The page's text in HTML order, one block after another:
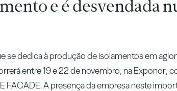
e é desvendada
dedica à produção de isolamentos em
entre 19 e 22 de novembro, na Exponor,
FACADE. A presença da empresa neste